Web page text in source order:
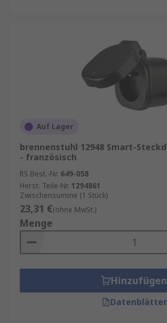
Auf Lager
brennenstuhl 12948 Smart-
- französisch
RS Best.-Nr. 649-058
Herst. Teile-Nr. 1294861
Zwischensumme (1 Stück)
23,31 €(ohne MwSt.)
Menge
Hinzufügen
Datenblätter